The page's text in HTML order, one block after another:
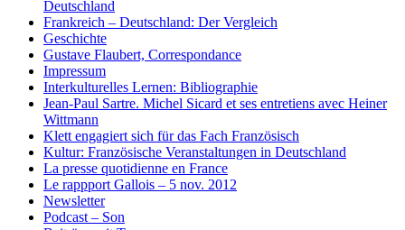
Deutschland
Frankreich – Deutschland: Der Vergleich
Geschichte
Gustave Flaubert, Correspondance
Impressum
Interkulturelles Lernen: Bibliographie
Jean-Paul Sartre. Michel Sicard et ses entretiens avec Heiner
Wittmann
Klett engagiert sich für das Fach Französisch
Kultur: Französische Veranstaltungen in Deutschland
La presse quotidienne en France
Le rappport Gallois – 5 nov. 2012
Newsletter
Podcast – Son